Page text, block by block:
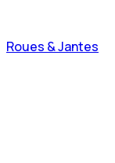
Roues & Jantes